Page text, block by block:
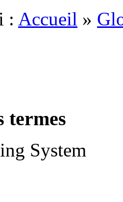
: Accueil »
termes
System